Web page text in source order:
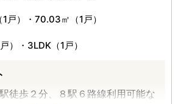
1戸）・70.03㎡（1戸）
）・3LDK（1戸）
駅徒歩２分、８駅６路線利用可能な